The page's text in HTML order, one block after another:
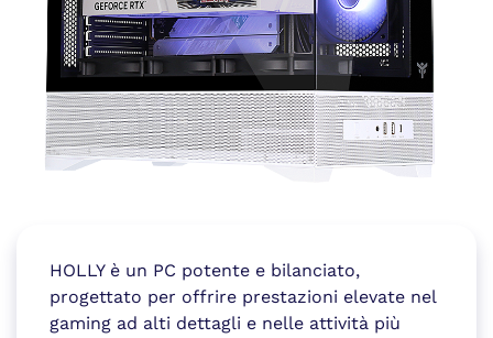
HOLLY è un PC potente e bilanciato,
progettato per offrire prestazioni elevate nel
gaming ad alti dettagli e nelle attività più